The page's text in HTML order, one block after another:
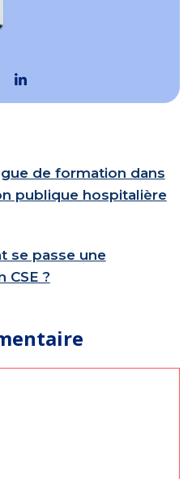
de formation dans
publique hospitalière
se passe une
CSE ?